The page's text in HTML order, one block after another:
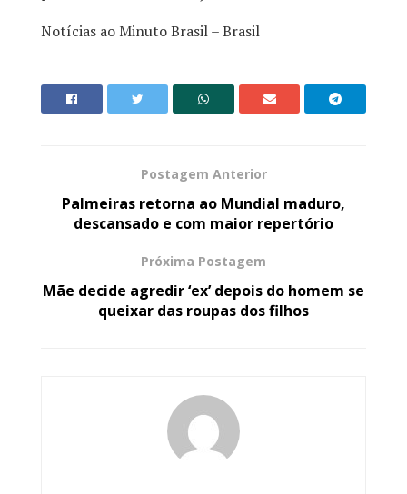
Notícias ao Minuto Brasil – Brasil
Postagem Anterior
Palmeiras retorna ao Mundial maduro,
descansado e com maior repertório
Próxima Postagem
Mãe decide agredir ‘ex’ depois do homem se
queixar das roupas dos filhos